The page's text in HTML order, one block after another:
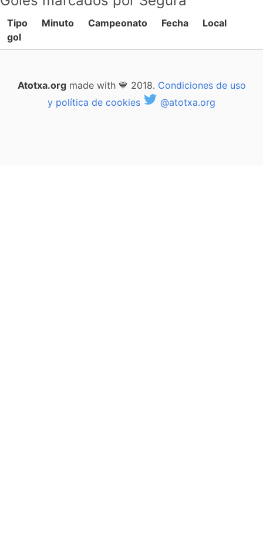
Tipo
gol
Minuto Campeonato Fecha Local
Atotxa.orgmade with 💙 2018. Condiciones de uso
y política de cookies
@atotxa.org